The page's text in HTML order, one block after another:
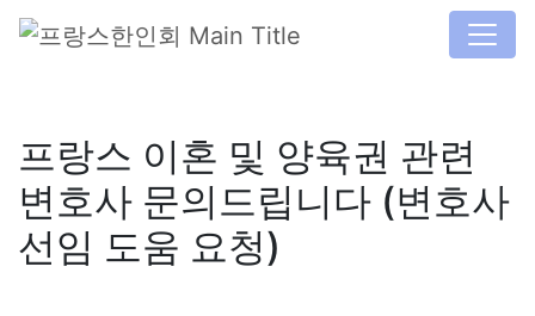
프랑스 이혼 및 양육권 관련
변호사 문의드립니다 (변호사
선임 도움 요청)